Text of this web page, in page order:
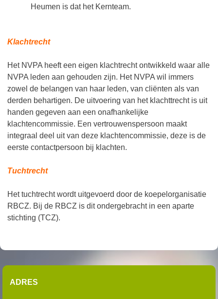
Heumen is dat het Kernteam.
Klachtrecht
Het NVPA heeft een eigen klachtrecht ontwikkeld waar alle
NVPA leden aan gehouden zijn. Het NVPA wil immers
zowel de belangen van haar leden, van cliënten als van
derden behartigen. De uitvoering van het klachttrecht is uit
handen gegeven aan een onafhankelijke
klachtencommissie. Een vertrouwenspersoon maakt
integraal deel uit van deze klachtencommissie, deze is de
eerste contactpersoon bij klachten.
Tuchtrecht
Het tuchtrecht wordt uitgevoerd door de koepelorganisatie
RBCZ. Bij de RBCZ is dit ondergebracht in een aparte
stichting (TCZ).
ADRES